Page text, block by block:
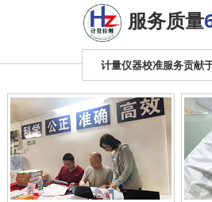
服务质量
计量仪器校准服务贡献